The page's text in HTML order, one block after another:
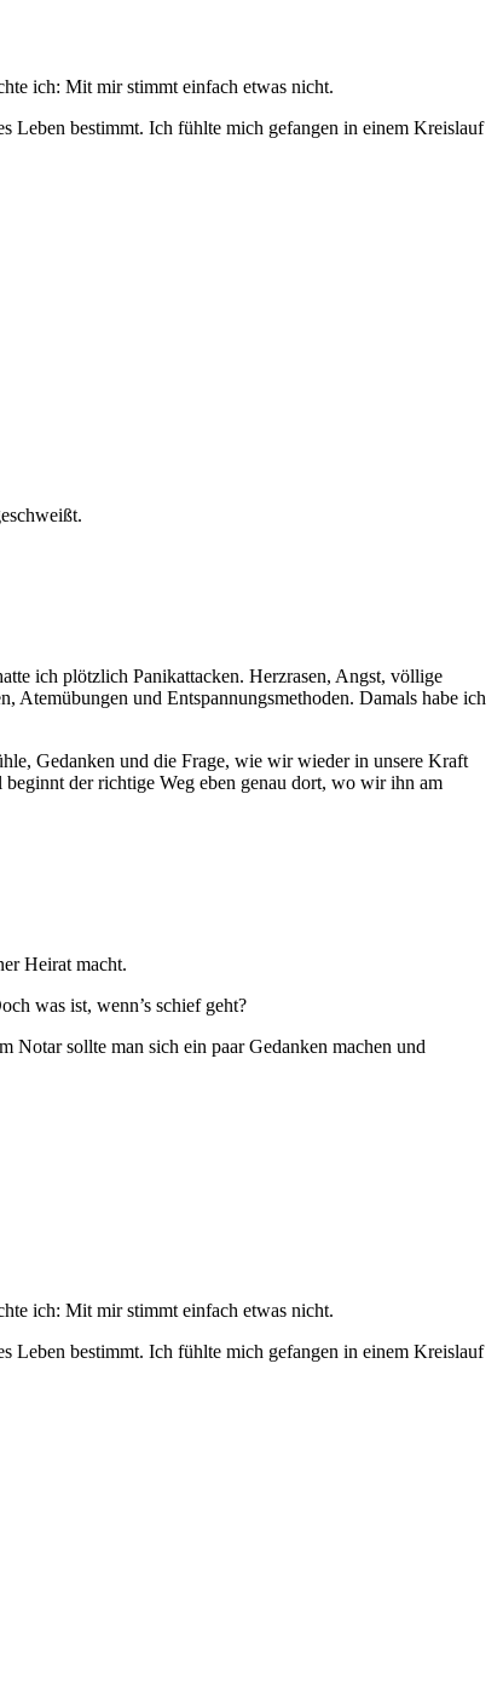
ich: Mit mir stimmt einfach etwas nicht.
Leben bestimmt. Ich fühlte mich gefangen in einem Kreislauf
ich plötzlich Panikattacken. Herzrasen, Angst, völlige
Atemübungen und Entspannungsmethoden. Damals habe ich
Gedanken und die Frage, wie wir wieder in unsere Kraft
der richtige Weg eben genau dort, wo wir ihn am
Heirat macht.
was ist, wenn’s schief geht?
Notar sollte man sich ein paar Gedanken machen und
ich: Mit mir stimmt einfach etwas nicht.
Leben bestimmt. Ich fühlte mich gefangen in einem Kreislauf